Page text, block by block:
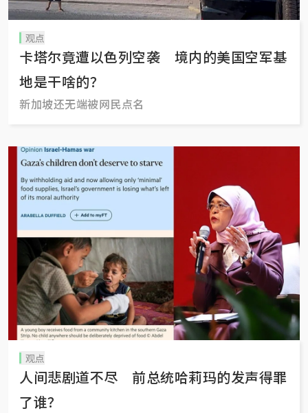
观点
卡塔尔竟遭以色列空袭 境内的美国空军基
地是干啥的？
新加坡还无端被网民点名
观点
人间悲剧道不尽 前总统哈莉玛的发声得罪
了谁？